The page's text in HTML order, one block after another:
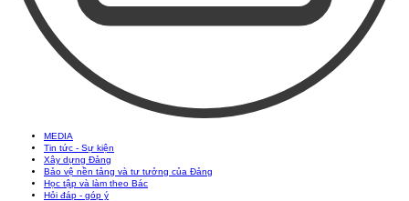
MEDIA
Tin tức - Sự kiện
Xây dựng Đảng
Bảo vệ nền tảng và tư tưởng của Đảng
Học tập và làm theo Bác
Hỏi đáp - góp ý